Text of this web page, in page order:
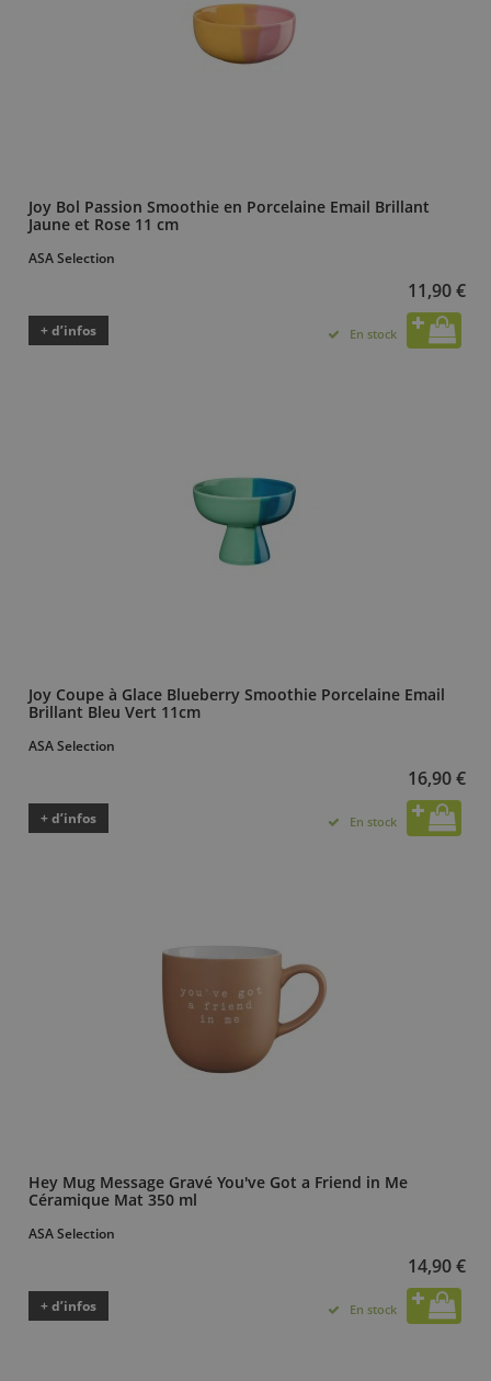
Joy Bol Passion Smoothie en Porcelaine Email Brillant
Jaune et Rose 11 cm
ASA Selection
11,90 €
+ d’infos En stock
Joy Coupe à Glace Blueberry Smoothie Porcelaine Email
Brillant Bleu Vert 11cm
ASA Selection
16,90 €
+ d’infos En stock
Hey Mug Message Gravé You've Got a Friend in Me
Céramique Mat 350 ml
ASA Selection
14,90 €
+ d’infos En stock